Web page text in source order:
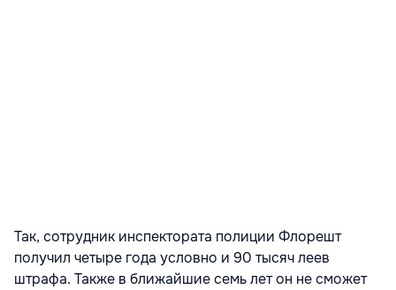
Так, сотрудник инспектората полиции Флорешт
получил четыре года условно и 90 тысяч леев
штрафа. Также в ближайшие семь лет он не сможет